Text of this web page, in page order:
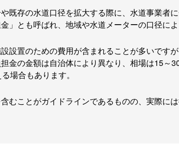
既存の水道口径を拡大する際に、水道事業者
」とも呼ばれ、地域や水道メーターの口径によ
設置のための費用が含まれることが多いです
金の金額は自治体により異なり、相場は15～
場合もあります。
むことがガイドラインであるものの、実際に